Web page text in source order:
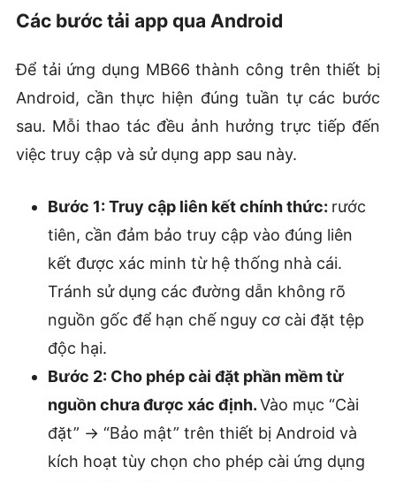
Các bước tải app qua Android
Để tải ứng dụng MB66 thành công trên thiết bị
Android, cần thực hiện đúng tuần tự các bước
sau. Mỗi thao tác đều ảnh hưởng trực tiếp đến
việc truy cập và sử dụng app sau này.
Bước 1: Truy cập liên kết chính thức: rước
tiên, cần đảm bảo truy cập vào đúng liên
kết được xác minh từ hệ thống nhà cái.
Tránh sử dụng các đường dẫn không rõ
nguồn gốc để hạn chế nguy cơ cài đặt tệp
độc hại.
Bước 2: Cho phép cài đặt phần mềm từ
nguồn chưa được xác định.Vào mục “Cài
đặt” → “Bảo mật” trên thiết bị Android và
kích hoạt tùy chọn cho phép cài ứng dụng